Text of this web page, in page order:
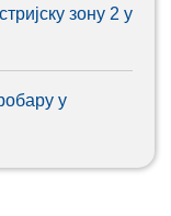
зону 2 у
у